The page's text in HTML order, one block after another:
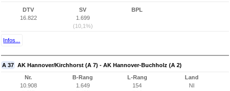
DTV
16.822
SV
1.699
(10,1%)
BPL
Infos...
A 37 AK Hannover/Kirchhorst (A 7) - AK Hannover-Buchholz (A 2)
Nr.
10.908
B-Rang
1.649
L-Rang
154
Land
NI